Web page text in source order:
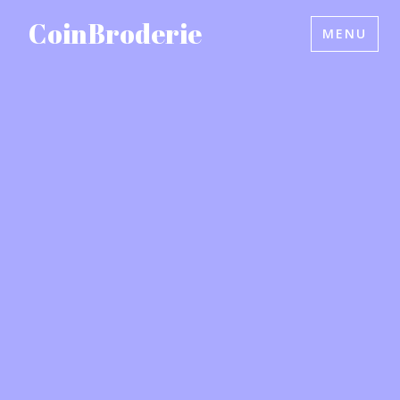
CoinBroderie MENU